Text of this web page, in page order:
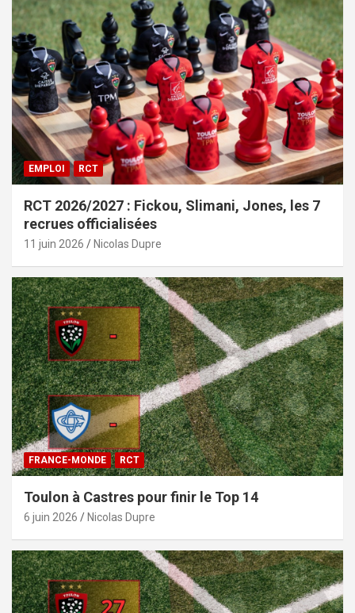
EMPLOI RCT
RCT 2026/2027 : Fickou, Slimani, Jones, les 7
recrues officialisées
11 juin 2026 Nicolas Dupre
FRANCE-MONDE RCT
Toulon à Castres pour finir le Top 14
6 juin 2026 Nicolas Dupre